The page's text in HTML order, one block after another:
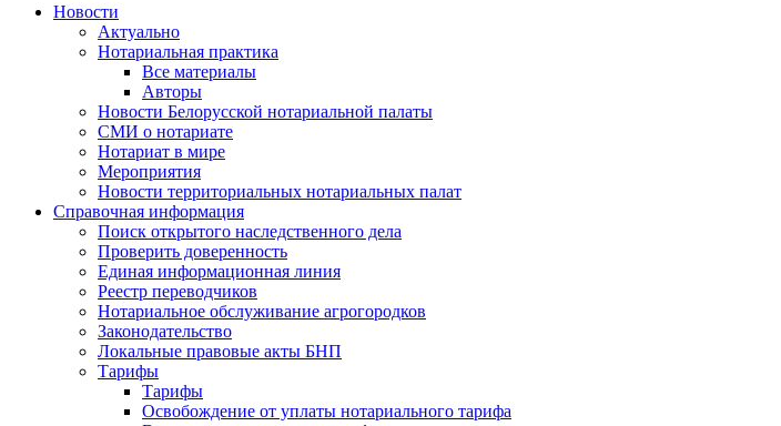
Новости
Актуально
Нотариальная практика
Все материалы
Авторы
Новости Белорусской нотариальной палаты
СМИ о нотариате
Нотариат в мире
Мероприятия
Новости территориальных нотариальных палат
Справочная информация
Поиск открытого наследственного дела
Проверить доверенность
Единая информационная линия
Реестр переводчиков
Нотариальное обслуживание агрогородков
Законодательство
Локальные правовые акты БНП
Тарифы
Тарифы
Освобождение от уплаты нотариального тарифа